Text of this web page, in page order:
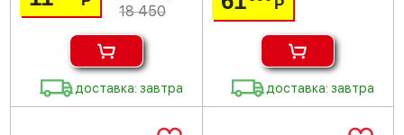
18 450
доставка: завтра
Р
доставка: завтра